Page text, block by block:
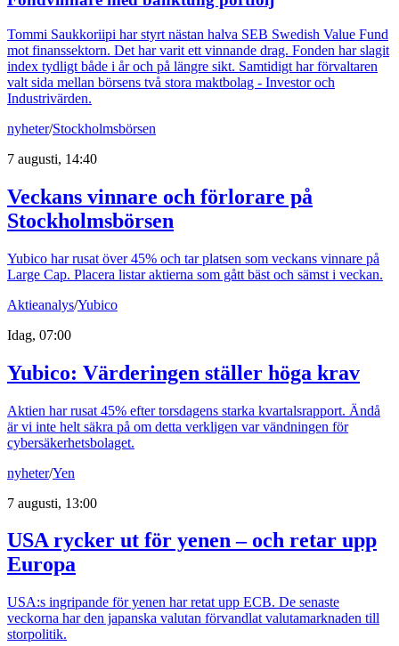
Tommi Saukkoriipi har styrt nästan halva SEB Swedish Value Fund
mot finanssektorn. Det har varit ett vinnande drag. Fonden har slagit
index tydligt både i år och på längre sikt. Samtidigt har förvaltaren
valt sida mellan börsens två stora maktbolag - Investor och
Industrivärden.
nyheter/Stockholmsbörsen
7 augusti, 14:40
Veckans vinnare och förlorare på
Stockholmsbörsen
Yubico har rusat över 45% och tar platsen som veckans vinnare på
Large Cap. Placera listar aktierna som gått bäst och sämst i veckan.
Aktieanalys/Yubico
Idag, 07:00
Yubico: Värderingen ställer höga krav
Aktien har rusat 45% efter torsdagens starka kvartalsrapport. Ändå
är vi inte helt säkra på om detta verkligen var vändningen för
cybersäkerhetsbolaget.
nyheter/Yen
7 augusti, 13:00
USA rycker ut för yenen – och retar upp
Europa
USA:s ingripande för yenen har retat upp ECB. De senaste
veckorna har den japanska valutan förvandlat valutamarknaden till
storpolitik.